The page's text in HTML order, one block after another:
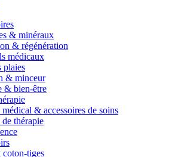
& minéraux
& régénération
médicaux
plaies
& minceur
& bien-être
& accessoires de soins
thérapie
coton-tiges